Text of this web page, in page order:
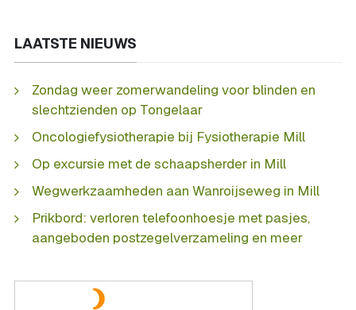
LAATSTE NIEUWS
Zondag weer zomerwandeling voor blinden en
slechtzienden op Tongelaar
Oncologiefysiotherapie bij Fysiotherapie Mill
Op excursie met de schaapsherder in Mill
Wegwerkzaamheden aan Wanroijseweg in Mill
Prikbord: verloren telefoonhoesje met pasjes,
aangeboden postzegelverzameling en meer